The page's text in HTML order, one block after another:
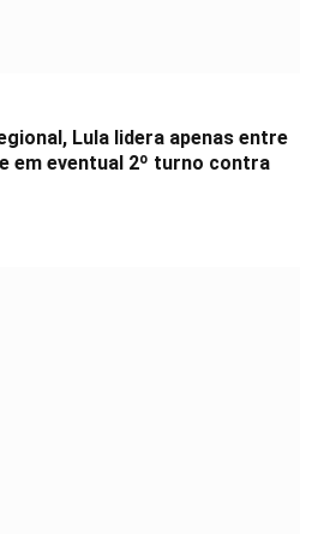
Lula lidera apenas entre
em eventual 2º turno contra